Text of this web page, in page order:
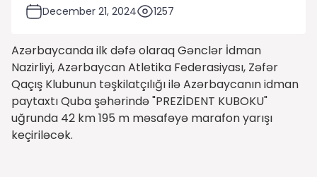
December 21, 2024 1257
Azərbaycanda ilk dəfə olaraq Gənclər İdman
Nazirliyi, Azərbaycan Atletika Federasiyası, Zəfər
Qaçış Klubunun təşkilatçılığı ilə Azərbaycanın idman
paytaxtı Quba şəhərində "PREZİDENT KUBOKU"
uğrunda 42 km 195 m məsafəyə marafon yarışı
keçiriləcək.